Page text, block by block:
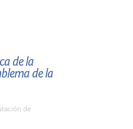
de la
de la
de